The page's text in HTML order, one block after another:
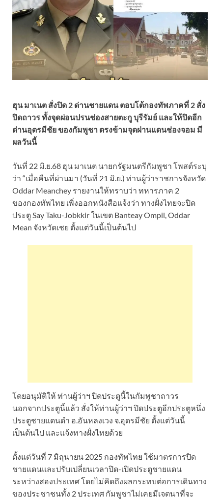
ฮุน มาเนต สั่งปิด 2 ด่านชายแดน ตอบโต้กองทัพภาคที่ 2 สั่ง
ปิดถาวร ทั้งจุดผ่อนปรนช่องสายตะกู บุรีรัมย์ และให้ปิดอีก
ด่านอุดรมีชัย ของกัมพูชา ตรงข้ามจุดผ่านแดนช่องจอม มี
ผลวันนี้
วันที่ 22 มิ.ย.68 ฮุน มาเนต นายกรัฐมนตรีกัมพูชา โพสต์ระบุ
ว่า “เมื่อคืนที่ผ่านมา (วันที่ 21 มิ.ย.) ท่านผู้ว่าราชการจังหวัด
Oddar Meanchey รายงานให้ทราบว่า ทหารภาค 2
ของกองทัพไทย เพิ่งออกหนังสือแจ้งว่า ทางฝั่งไทยจะปิด
ประตู Say Taku-Jobkkir ในเขต Banteay Ompil, Oddar
Mean จังหวัดเชย ตั้งแต่วันนี้เป็นต้นไป
โดยอนุมัติให้ ท่านผู้ว่าฯ ปิดประตูนี้ในกัมพูชาถาวร
นอกจากประตูนี้แล้ว สั่งให้ท่านผู้ว่าฯ ปิดประตูอีกประตูหนึ่ง
ประตูชายแดนดํา อ.อันหลงเวง จ.อุดรมีชัย ตั้งแต่วันนี้
เป็นต้นไป และแจ้งทางฝั่งไทยด้วย
ตั้งแต่วันที่ 7 มิถุนายน 2025 กองทัพไทย ใช้มาตรการปิด
ชายแดนและปรับเปลี่ยนเวลาปิด-เปิดประตูชายแดน
ระหว่างสองประเทศ โดยไม่คิดถึงผลกระทบต่อการเดินทาง
ของประชาชนทั้ง 2 ประเทศ กัมพูชาไม่เคยมีเจตนาที่จะ